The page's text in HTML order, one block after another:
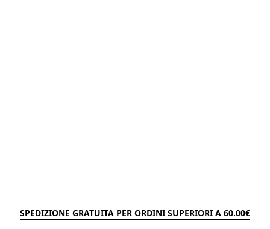
SPEDIZIONE GRATUITA PER ORDINI SUPERIORI A 60.00€